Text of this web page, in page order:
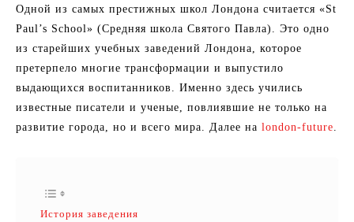
Одной из самых престижных школ Лондона считается «St
Paul’s School» (Средняя школа Святого Павла). Это одно
из старейших учебных заведений Лондона, которое
претерпело многие трансформации и выпустило
выдающихся воспитанников. Именно здесь учились
известные писатели и ученые, повлиявшие не только на
развитие города, но и всего мира. Далее на london-future.
История заведения